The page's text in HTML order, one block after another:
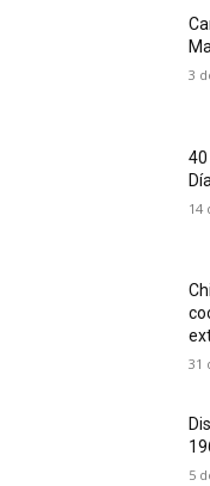
3
14
31
5